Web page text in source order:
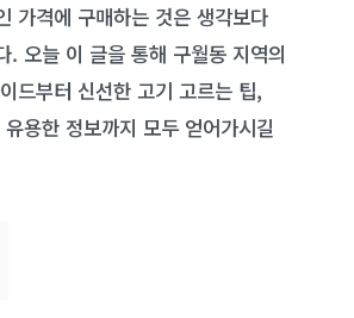
가격에 구매하는 것은 생각보다
. 오늘 이 글을 통해 구월동 지역의
드부터 신선한 고기 고르는 팁,
용한 정보까지 모두 얻어가시길